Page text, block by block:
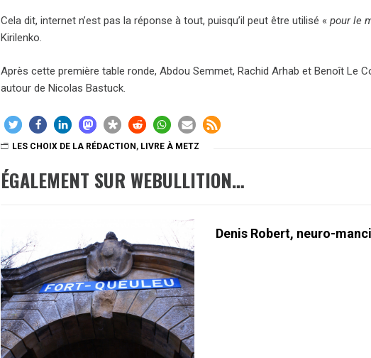
Cela dit, internet n’est pas la réponse à tout, puisqu’il peut être utilisé «pour le
Kirilenko.
Après cette première table ronde, Abdou Semmet, Rachid Arhab et Benoît Le
autour de Nicolas Bastuck.
LES CHOIX DE LA RÉDACTION, LIVRE À METZ
ÉGALEMENT SUR WEBULLITION…
Denis Robert, neuro-